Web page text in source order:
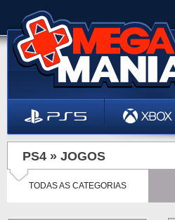
PS4 » JOGOS
TODAS AS CATEGORIAS